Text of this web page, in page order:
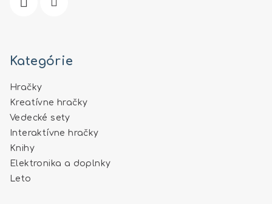
Kategórie
Hračky
Kreatívne hračky
Vedecké sety
Interaktívne hračky
Knihy
Elektronika a doplnky
Leto